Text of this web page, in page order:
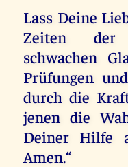
Lass Deine
Zeiten der
schwachen
Prüfungen
durch die
jenen die
Deiner Hilfe
Amen.“